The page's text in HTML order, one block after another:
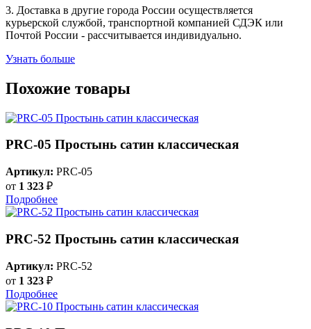
3. Доставка в другие города России осуществляется
курьерской службой, транспортной компанией СДЭК или
Почтой России - рассчитывается индивидуально.
Узнать больше
Похожие товары
PRC-05 Простынь сатин классическая
Артикул: PRC-05
от 1 323 ₽
Подробнее
PRC-52 Простынь сатин классическая
Артикул: PRC-52
от 1 323 ₽
Подробнее